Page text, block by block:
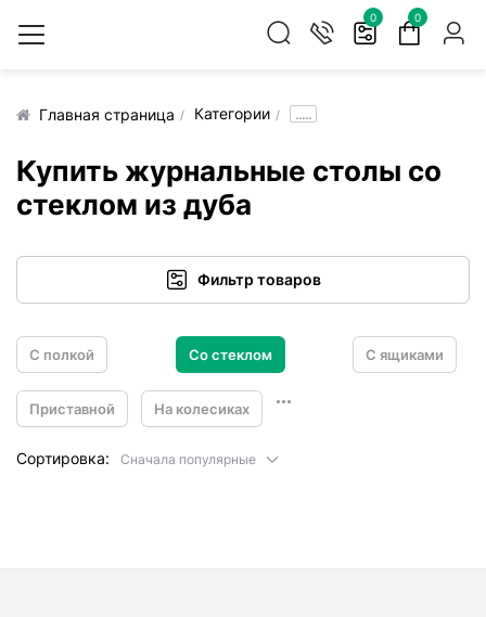
0 0
Главная страница Категории .....
Купить журнальные столы со
стеклом из дуба
Фильтр товаров
С полкой Со стеклом С ящиками
Приставной На колесиках
Сортировка: Сначала популярные